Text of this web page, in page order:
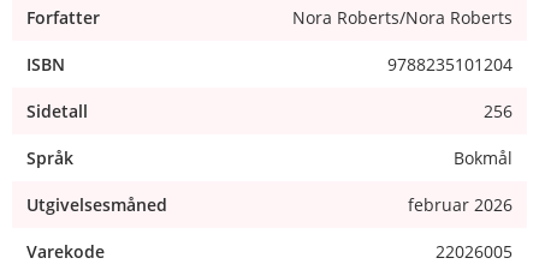
Forfatter Nora Roberts/Nora Roberts
ISBN 9788235101204
Sidetall 256
Språk Bokmål
Utgivelsesmåned februar 2026
Varekode 22026005